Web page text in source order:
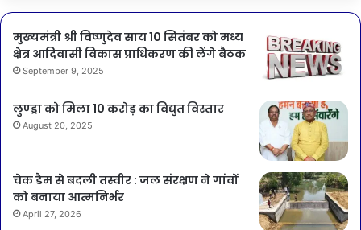
मुख्यमंत्री श्री विष्णुदेव साय 10 सितंबर को मध्य
क्षेत्र आदिवासी विकास प्राधिकरण की लेंगे बैठक
September 9, 2025
लुण्ड्रा को मिला 10 करोड़ का विद्युत विस्तार
August 20, 2025
चेक डैम से बदली तस्वीर : जल संरक्षण ने गांवों
को बनाया आत्मनिर्भर
April 27, 2026